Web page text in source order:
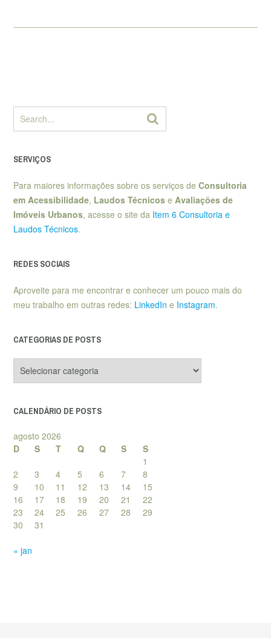
SERVIÇOS
Para maiores informações sobre os serviços de Consultoria
em Acessibilidade, Laudos Técnicos e Avaliações de
Imóveis Urbanos, acesse o site da Item 6 Consultoria e
Laudos Técnicos.
REDES SOCIAIS
Aproveite para me encontrar e conhecer um pouco mais do
meu trabalho em outras redes: LinkedIn e Instagram.
CATEGORIAS DE POSTS
de
CALENDÁRIO DE POSTS
agosto 2026
D
S T Q Q S
S
1
2
3 4 5 6 7
8
9
10 11 12 13 14
15
16
17 18 19 20 21
22
23
24 25 26 27 28
29
30
31
« jan